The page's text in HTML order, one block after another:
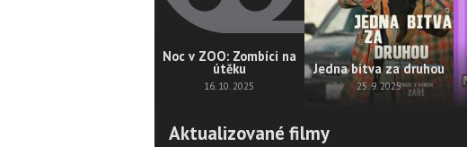
Noc v ZOO: Zombíci na
útěku
16. 10. 2025
Jedna bitva za druhou
25. 9. 2025
Aktualizované filmy